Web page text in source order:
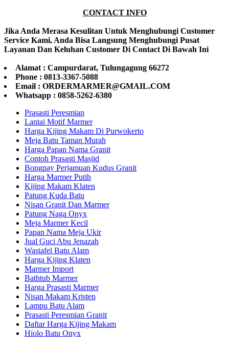
CONTACT INFO
Jika Anda Merasa Kesulitan Untuk Menghubungi Customer
Service Kami, Anda Bisa Langsung Menghubungi Pusat
Layanan Dan Keluhan Customer Di Contact Di Bawah Ini
Alamat : Campurdarat, Tulungagung 66272
Phone : 0813-3367-5088
Email : ORDERMARMER@GMAIL.COM
Whatsapp : 0858-5262-6380
Prasasti Peresmian
Lantai Motif Marmer
Harga Kijing Makam Di Purwokerto
Meja Batu Taman Murah
Harga Papan Nama Granit
Contoh Prasasti Masjid
Bongpay Perjamuan Kudus Granit
Harga Marmer Putih
Kijing Makam Klaten
Patung Kuda Batu
Nisan Granit Dan Marmer
Patung Naga Onyx
Meja Marmer Kecil
Papan Nama Meja Ukir
Jual Guci Abu Jenazah
Wastafel Batu Alam
Harga Kijing Klaten
Marmer Import
Bathtub Marmer
Harga Prasasti Marmer
Nisan Makam Kristen
Lampu Batu Alam
Prasasti Peresmian Granit
Daftar Harga Kijing Makam
Hiolo Batu Onyx